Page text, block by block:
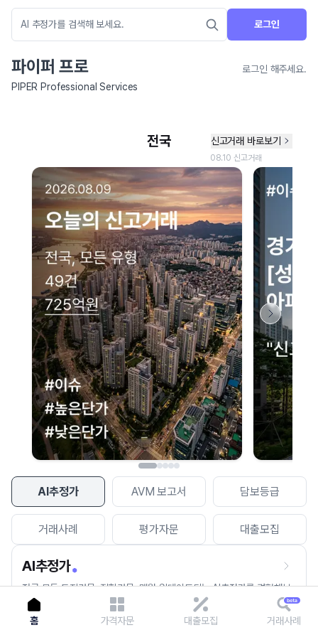
로그인
파이퍼 프로
로그인 해주세요.
PIPER Professional Services
AI추정가 AVM 보고서 담보등급
거래사례 평가자문 대출모집
AI추정가
전국 모든 토지건물, 집합건물, 매월 업데이트되는 AI추정가를 경험해보
세요.
네이버 지도 연결 안내
현재 네이버 지도 연결이 원활하지 않아 지도를 불러올 수 없습니다.
이용에 불편을 드려 죄송합니다.
다시 시도
홈 가격자문 대출모집 거래사례